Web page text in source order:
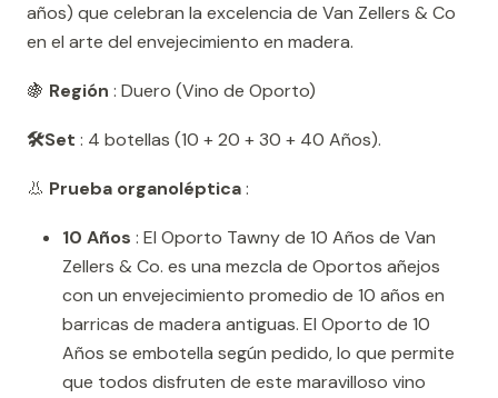
años) que celebran la excelencia de Van Zellers & Co
en el arte del envejecimiento en madera.
🍇 Región : Duero (Vino de Oporto)
🛠️Set : 4 botellas (10 + 20 + 30 + 40 Años).
👃 Prueba organoléptica:
10 Años : El Oporto Tawny de 10 Años de Van
Zellers & Co. es una mezcla de Oportos añejos
con un envejecimiento promedio de 10 años en
barricas de madera antiguas. El Oporto de 10
Años se embotella según pedido, lo que permite
que todos disfruten de este maravilloso vino